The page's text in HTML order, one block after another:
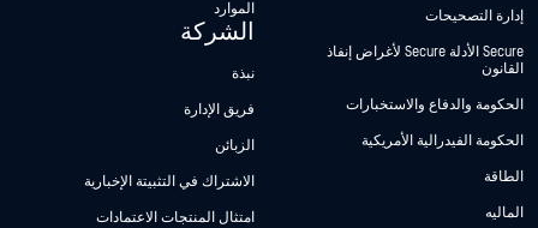
إدارة التصحيحات
Secure الأدلة Secure لأغراض إنفاذ
القانون
الحكومة والدفاع والاستخبارات
الحكومة الفيدرالية الأمريكية
الطاقة
الماليه
الموارد
الشركة
نبذة
فريق الإدارة
الزبائن
الاشتراك في التثبيتة الإخبارية
امتثال المنتجات الاعتمادات